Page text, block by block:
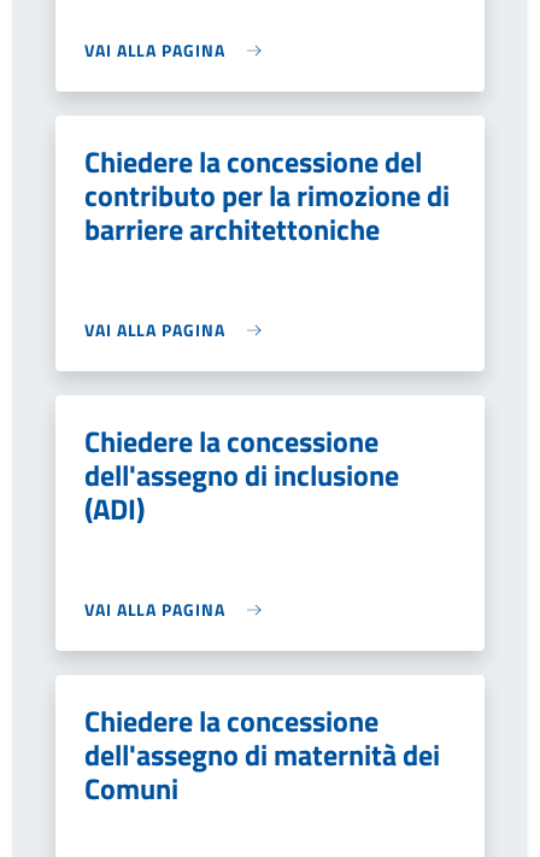
VAI ALLA PAGINA
Chiedere la concessione del
contributo per la rimozione di
barriere architettoniche
VAI ALLA PAGINA
Chiedere la concessione
dell'assegno di inclusione
(ADI)
VAI ALLA PAGINA
Chiedere la concessione
dell'assegno di maternità dei
Comuni